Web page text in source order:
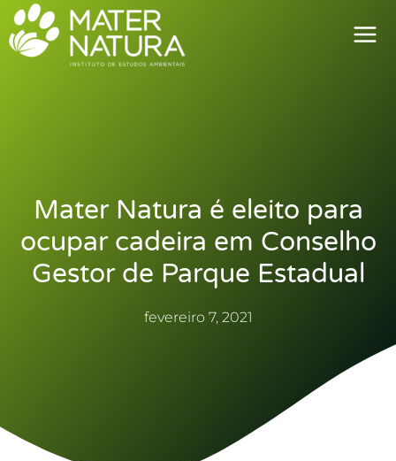
para
Mater Natura é eleito para
ocupar cadeira em Conselho
Gestor de Parque Estadual
fevereiro 7, 2021